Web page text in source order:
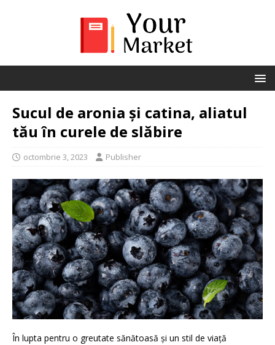
Sucul de aronia și catina, aliatul
tău în curele de slăbire
octombrie 3, 2023 Publisher
În lupta pentru o greutate sănătoasă și un stil de viață